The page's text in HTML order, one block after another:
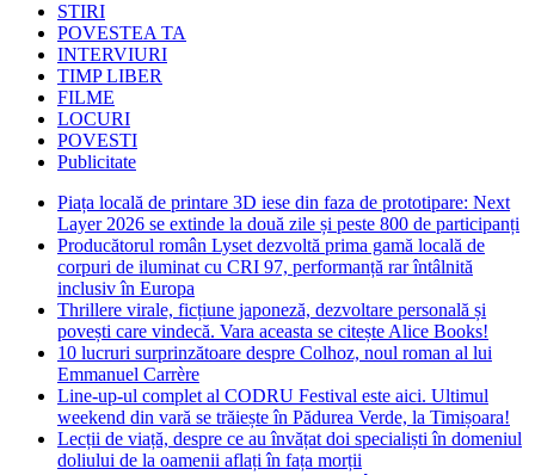
STIRI
POVESTEA TA
INTERVIURI
TIMP LIBER
FILME
LOCURI
POVESTI
Publicitate
Piața locală de printare 3D iese din faza de prototipare: Next
Layer 2026 se extinde la două zile și peste 800 de participanți
Producătorul român Lyset dezvoltă prima gamă locală de
corpuri de iluminat cu CRI 97, performanță rar întâlnită
inclusiv în Europa
Thrillere virale, ficțiune japoneză, dezvoltare personală și
povești care vindecă. Vara aceasta se citește Alice Books!
10 lucruri surprinzătoare despre Colhoz, noul roman al lui
Emmanuel Carrère
Line-up-ul complet al CODRU Festival este aici. Ultimul
weekend din vară se trăiește în Pădurea Verde, la Timișoara!
Lecții de viață, despre ce au învățat doi specialiști în domeniul
doliului de la oamenii aflați în fața morții